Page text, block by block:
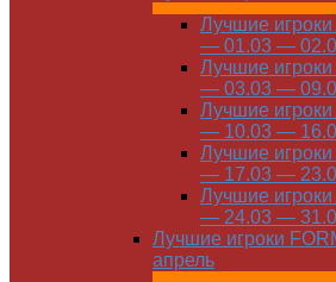
Лучшие
— 01.03 —
Лучшие
— 03.03 —
Лучшие
— 10.03 —
Лучшие
— 17.03 —
Лучшие
— 24.03 —
Лучшие игроки
апрель